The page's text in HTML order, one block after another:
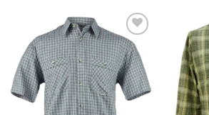
Add to
Wishlist